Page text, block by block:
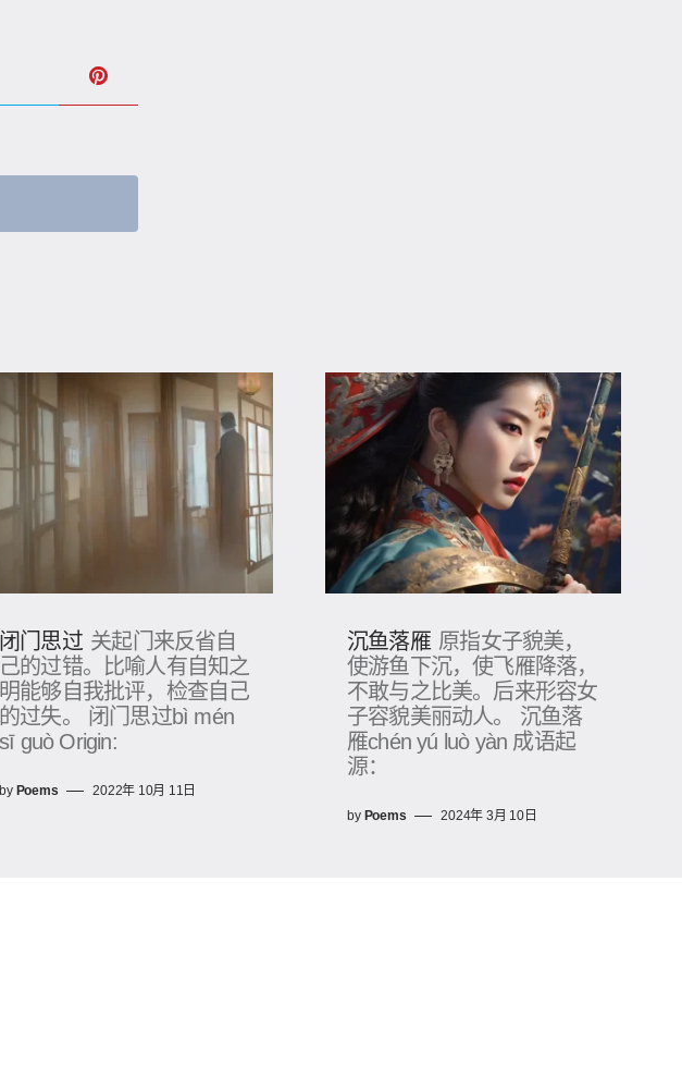
闭门思过 关起门来反省自
己的过错。比喻人有自知之
明能够自我批评，检查自己
的过失。 闭门思过bì mén
sī guò Origin:
by Poems 2022年 10月 11日
沉鱼落雁 原指女子貌美，
使游鱼下沉，使飞雁降落，
不敢与之比美。后来形容女
子容貌美丽动人。 沉鱼落
雁chén yú luò yàn 成语起
源：
by Poems 2024年 3月 10日